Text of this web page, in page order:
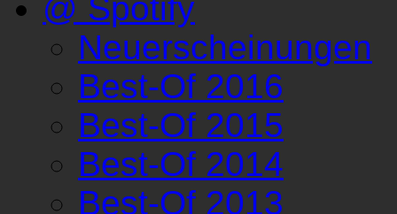
@ Spotify
Neuerscheinungen
Best-Of 2016
Best-Of 2015
Best-Of 2014
Best-Of 2013